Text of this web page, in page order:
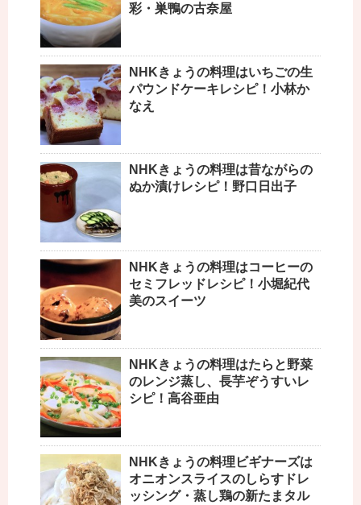
彩・巣鴨の古奈屋
NHKきょうの料理はいちごの生
パウンドケーキレシピ！小林か
なえ
NHKきょうの料理は昔ながらの
ぬか漬けレシピ！野口日出子
NHKきょうの料理はコーヒーの
セミフレッドレシピ！小堀紀代
美のスイーツ
NHKきょうの料理はたらと野菜
のレンジ蒸し、長芋ぞうすいレ
シピ！高谷亜由
NHKきょうの料理ビギナーズは
オニオンスライスのしらすドレ
ッシング・蒸し鶏の新たまタル